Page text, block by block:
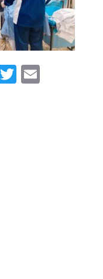
Facebook
Twitter